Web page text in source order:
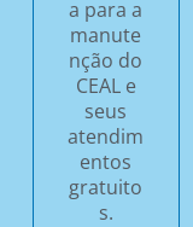
a para a
manute
nção do
CEAL e
seus
atendim
entos
gratuito
s.